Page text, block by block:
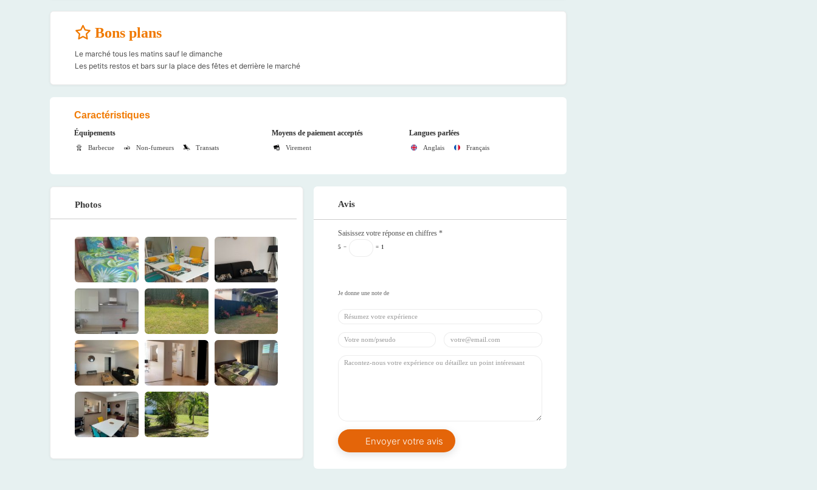
Bons plans
Le marché tous les matins sauf le dimanche
Les petits restos et bars sur la place des fêtes et derrière le marché
Caractéristiques
Équipements
Barbecue Non-fumeurs Transats
Moyens de paiement acceptés
Virement
Langues parlées
Anglais Français
Photos Avis
Saisissez votre réponse en chiffres*
5 − = 1